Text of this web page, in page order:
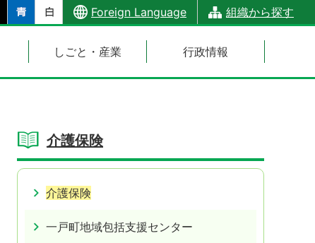
Foreign Language 組織から探す
しごと・産業 行政情報
介護保険
介護保険
一戸町地域包括支援センター